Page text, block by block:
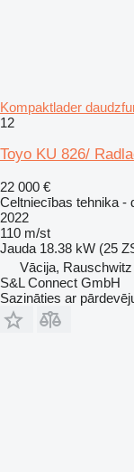
Kompaktlader
12
Toyo KU 826/
22 000 €
Celtniecības tehnika -
2022
110 m/st
Jauda 18.38 kW (25
Vācija, Rauschwitz
S&L Connect GmbH
Sazināties ar